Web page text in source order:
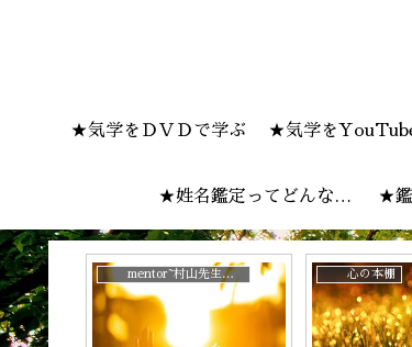
★気学をＤＶＤで学ぶ ★気学を
★姓名鑑定ってどんな感
じ？
★鑑
mentor~村山先生と。 心の本棚